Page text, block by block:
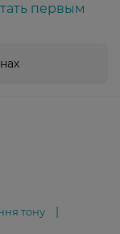
первым
тону